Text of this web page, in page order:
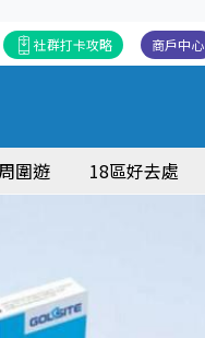
商戶中心
社群打卡攻略
圍遊 18區好去處